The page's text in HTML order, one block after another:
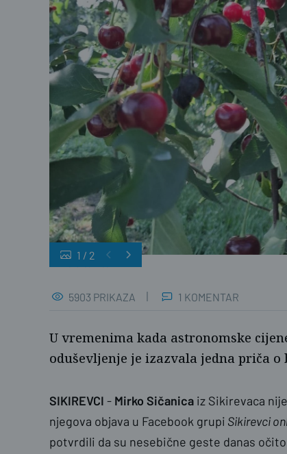
Mirko Sičanica
1 / 2
5903 PRIKAZA 1 KOMENTAR
U vremenima kada astronomske
oduševljenje je izazvala jedna priča
SIKIREVCI - Mirko Sičanica iz Sikirevaca
njegova objava u Facebook grupi Sikirevci
potvrdili da su nesebične geste danas